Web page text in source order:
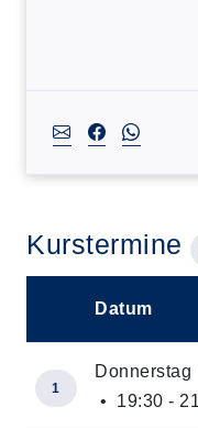
Kurstermine
Datum
1
• 19:30 -